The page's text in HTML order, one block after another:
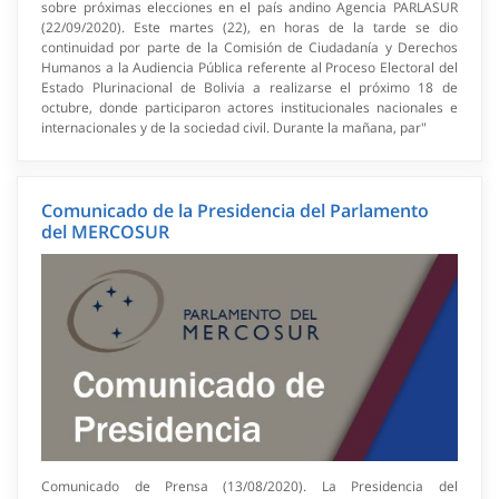
sobre próximas elecciones en el país andino Agencia PARLASUR
(22/09/2020). Este martes (22), en horas de la tarde se dio
continuidad por parte de la Comisión de Ciudadanía y Derechos
Humanos a la Audiencia Pública referente al Proceso Electoral del
Estado Plurinacional de Bolivia a realizarse el próximo 18 de
octubre, donde participaron actores institucionales nacionales e
internacionales y de la sociedad civil. Durante la mañana, par"
Comunicado de la Presidencia del Parlamento
del MERCOSUR
Comunicado de Prensa (13/08/2020). La Presidencia del